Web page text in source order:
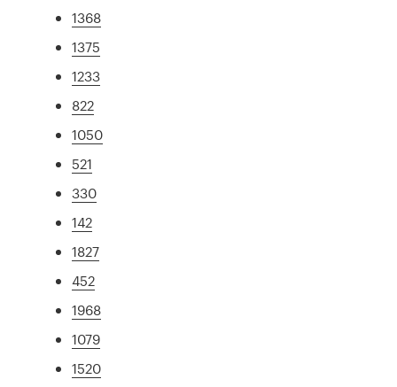
1368
1375
1233
822
1050
521
330
142
1827
452
1968
1079
1520